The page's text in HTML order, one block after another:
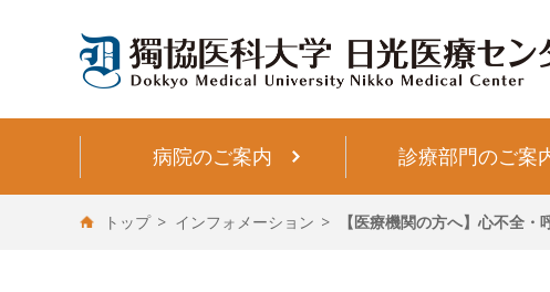
病院のご案内 診療部門のご案
トップ インフォメーション 【医療機関の方へ】心不全